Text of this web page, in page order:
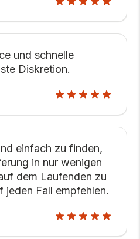
und schnelle
Diskretion.
einfach zu finden,
in nur wenigen
dem Laufenden zu
jeden Fall empfehlen.